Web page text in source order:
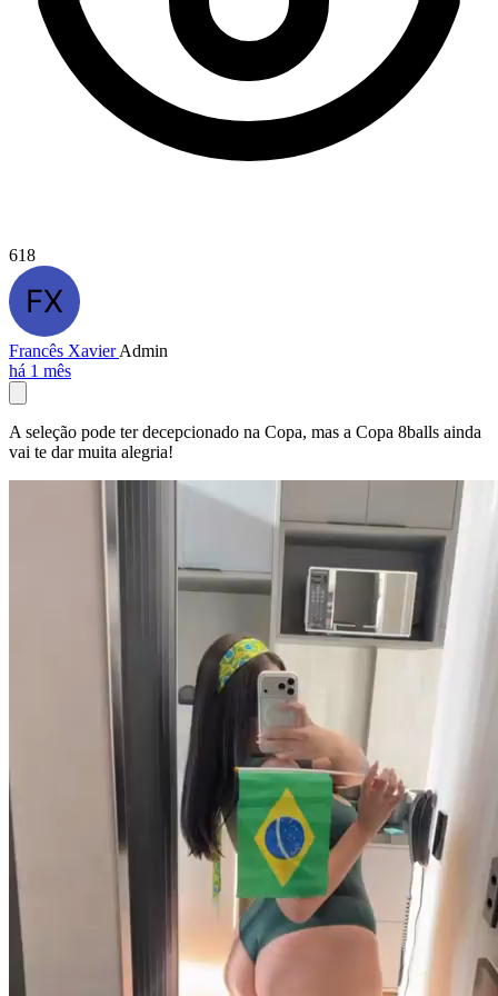
618
Francês XavierAdmin
há 1 mês
A seleção pode ter decepcionado na Copa, mas a Copa 8balls ainda
vai te dar muita alegria!